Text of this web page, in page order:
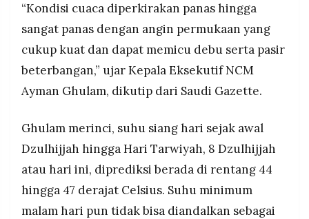
“Kondisi cuaca diperkirakan panas hingga
sangat panas dengan angin permukaan yang
cukup kuat dan dapat memicu debu serta pasir
beterbangan,” ujar Kepala Eksekutif NCM
Ayman Ghulam, dikutip dari Saudi Gazette.
Ghulam merinci, suhu siang hari sejak awal
Dzulhijjah hingga Hari Tarwiyah, 8 Dzulhijjah
atau hari ini, diprediksi berada di rentang 44
hingga 47 derajat Celsius. Suhu minimum
malam hari pun tidak bisa diandalkan sebagai